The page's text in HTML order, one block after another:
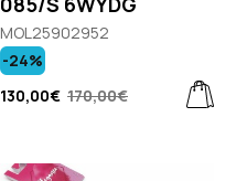
MOL25902952
130,00€ 170,00€
-24%